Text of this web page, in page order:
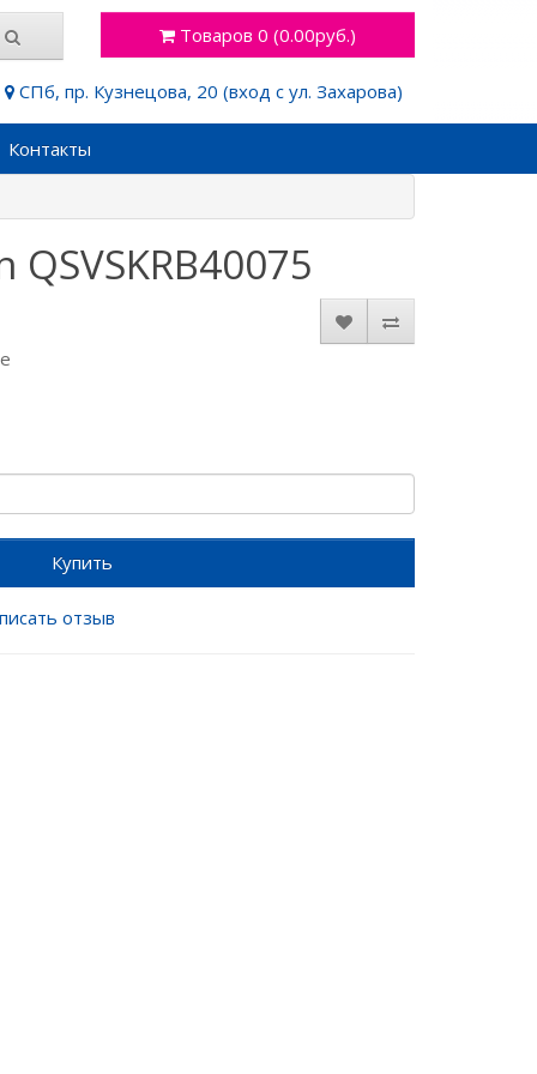
Товаров 0 (0.00руб.)
СПб, пр. Кузнецова, 20 (вход с ул. Захарова)
Контакты
Купить
отзыв